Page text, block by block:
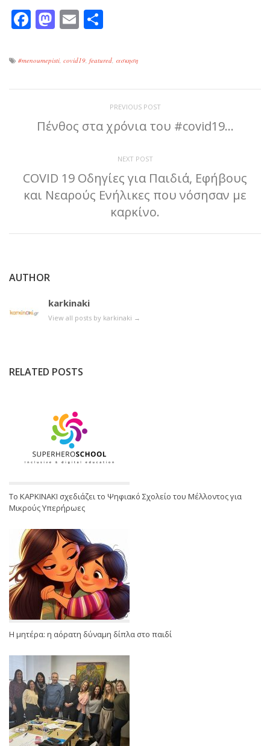
Facebook
Mastodon
Email
#menoumepisti, covid19, featured, ασκηση
PREVIOUS POST
Πένθος στα χρόνια του #covid19…
NEXT POST
COVID 19 Οδηγίες για Παιδιά, Εφήβους
και Νεαρούς Ενήλικες που νόσησαν με
καρκίνο.
AUTHOR
karkinaki
View all posts by karkinaki →
RELATED POSTS
Το ΚΑΡΚΙΝΑΚΙ σχεδιάζει το Ψηφιακό Σχολείο του Μέλλοντος για
Μικρούς Υπερήρωες
Η μητέρα: η αόρατη δύναμη δίπλα στο παιδί